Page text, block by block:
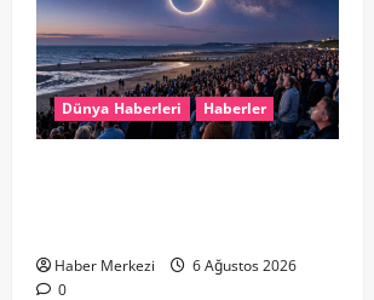
Dünya Haberleri Haberler
Haber Merkezi
6 Ağustos 2026
0